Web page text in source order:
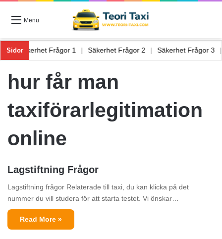
Menu
Sidor
6 | Säkerhet Frågor 1 Säkerhet Frågor 2 Säkerhet Frågor 3
hur får man
taxiförarlegitimation
online
Lagstiftning Frågor
Lagstiftning frågor Relaterade till taxi, du kan klicka på det
nummer du vill studera för att starta testet. Vi önskar…
Read More »